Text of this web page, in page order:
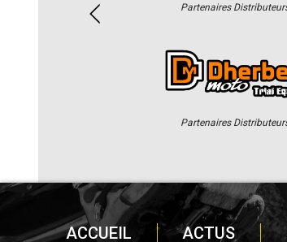
Partenaires
Partenaires
ACCUEIL ACTUS